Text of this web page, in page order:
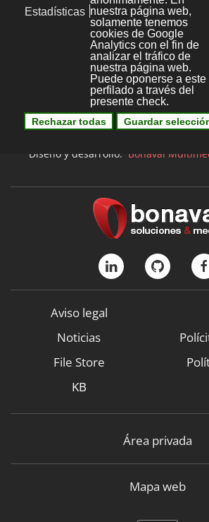
Bonaval
Avenida Florida 9, 2º
Vigo 36.210
(Pontevedra, Galicia,
+34 986 447
Diseño y desarrollo: Bonaval
Aviso legal
Noticias
File Store
KB
Área privada
Mapa web